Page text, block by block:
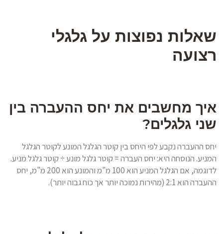
שאלות נפוצות על גלגלי
רצועה
איך מחשבים את יחס ההעברה בין
שני גלגלים?
יחס ההעברה נקבע לפי היחס בין קוטר הגלגל המונע לקוטר הגלגל
המניע. הנוסחה היא: יחס העברה = קוטר גלגל מונע ÷ קוטר גלגל מניע.
לדוגמה, אם הגלגל המניע הוא 100 מ"מ והמונע הוא 200 מ"מ, יחס
ההעברה הוא 2:1 (מהירות נמוכה יותר אך כוח גבוה יותר).